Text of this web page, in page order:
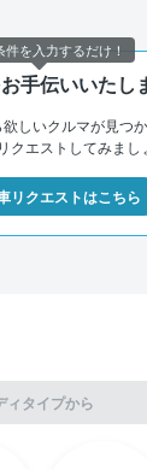
手伝いいたし
しいクルマが見つ
クエストしてみまし
リクエストはこちら
ィタイプから
件を入力するだけ！